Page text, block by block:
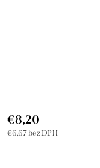
€8,20
€6,67 bez DPH